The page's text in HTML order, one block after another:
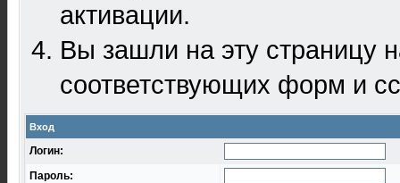
активации.
Вы зашли на эту
соответствующих форм и
Вход
Логин:
Пароль: